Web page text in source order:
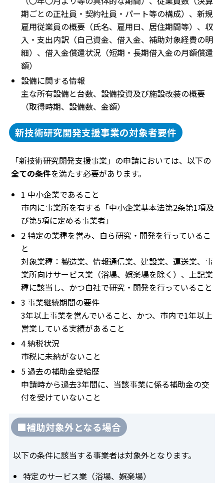
期ごとの正社員・契約社員・パート等の構成）、新規
雇用従業員の概要（氏名、雇用日、居住期間等）、収
入・支出内訳（自己資金、借入金、補助対象経費の明
細）、借入金償還状況（短期・長期借入金の月額償還
額）
設備に関する情報
主な所有設備と台数、設備投資及び施設改装の概要
（取得時期、設備数、金額）
新技術研究開発支援事業の対象者要件
「新技術研究開発支援事業」の申請においては、以下の
全ての条件を満たす必要があります。
1 中小企業であること
市内に事業所を有する「中小企業基本法第2条第1項及
び第5項に定める事業者」
2 特定の業種を営み、自ら研究・開発を行っているこ
と
対象業種：製造業、情報通信業、建設業、運送業、事
業所向けサービス業（浴場、娯楽場を除く）、上記業
種に該当し、かつ自社で研究・開発を行っていること
3 事業継続期間の要件
3年以上事業を営んでいること、かつ、市内で1年以上
営業している実績があること
4 納税状況
市税に未納がないこと
5 過去の補助金受給歴
申請時から過去3年間に、当該事業に係る補助金の交
付を受けていないこと
■補助対象外となる場合
以下の条件に該当する事業者は対象外となります。
特定のサービス業（浴場、娯楽場）